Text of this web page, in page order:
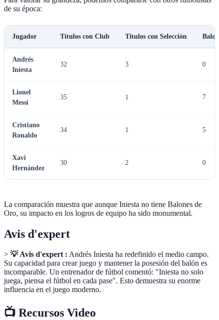
de su época:
Jugador Títulos con Club Títulos con Selección
Andrés
Iniesta
32 3 0
Lionel
Messi
35 1 7
Cristiano
Ronaldo
34 1 5
Xavi
Hernández
30 2 0
La comparación muestra que aunque Iniesta no tiene Balones de
Oro, su impacto en los logros de equipo ha sido monumental.
Avis d'expert
> 💡 Avis d'expert : Andrés Iniesta ha redefinido el medio campo.
Su capacidad para crear juego y mantener la posesión del balón es
incomparable. Un entrenador de fútbol comentó: "Iniesta no solo
juega, piensa el fútbol en cada pase". Esto demuestra su enorme
influencia en el juego moderno.
📺 Recursos Video